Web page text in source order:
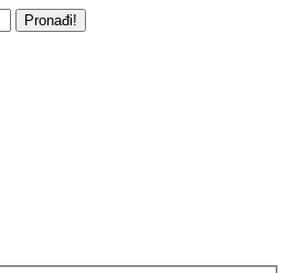
Pronađi!